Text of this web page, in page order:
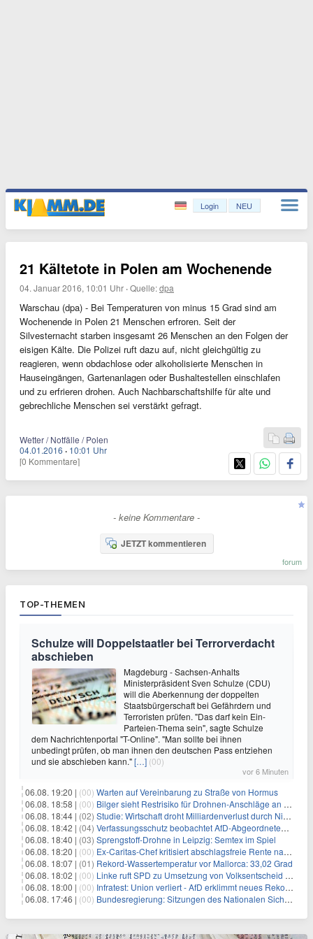
Login NEU
21 Kältetote in Polen am Wochenende
04. Januar 2016, 10:01 Uhr ·Quelle:dpa
Warschau (dpa) - Bei Temperaturen von minus 15 Grad sind am
Wochenende in Polen 21 Menschen erfroren. Seit der
Silvesternacht starben insgesamt 26 Menschen an den Folgen der
eisigen Kälte. Die Polizei ruft dazu auf, nicht gleichgültig zu
reagieren, wenn obdachlose oder alkoholisierte Menschen in
Hauseingängen, Gartenanlagen oder Bushaltestellen einschlafen
und zu erfrieren drohen. Auch Nachbarschaftshilfe für alte und
gebrechliche Menschen sei verstärkt gefragt.
Wetter / Notfälle / Polen
04.01.2016 · 10:01 Uhr
[0 Kommentare]
- keine Kommentare -
JETZT kommentieren
forum
TOP-THEMEN
Schulze will Doppelstaatler bei Terrorverdacht
abschieben
Magdeburg - Sachsen-Anhalts
Ministerpräsident Sven Schulze (CDU)
will die Aberkennung der doppelten
Staatsbürgerschaft bei Gefährdern und
Terroristen prüfen. "Das darf kein Ein-
Parteien-Thema sein", sagte Schulze
dem Nachrichtenportal "T-Online". "Man sollte bei ihnen
unbedingt prüfen, ob man ihnen den deutschen Pass entziehen
und sie abschieben kann."[…] (00)
vor 6 Minuten
06.08. 19:20 | (00) Warten auf Vereinbarung zu Straße von Hormus
06.08. 18:58 | (00) Bilger sieht Restrisiko für Drohnen-Anschläge an Flughäfen
06.08. 18:44 | (02) Studie: Wirtschaft droht Milliardenverlust durch Niedrigwasser
06.08. 18:42 | (04) Verfassungsschutz beobachtet AfD-Abgeordneten Nolte
06.08. 18:40 | (03) Sprengstoff-Drohne in Leipzig: Semtex im Spiel
06.08. 18:20 | (00) Ex-Caritas-Chef kritisiert abschlagsfreie Rente nach 45 Jahren
06.08. 18:07 | (01) Rekord-Wassertemperatur vor Mallorca: 33,02 Grad
06.08. 18:02 | (00) Linke ruft SPD zu Umsetzung von Volksentscheid auf
06.08. 18:00 | (00) Infratest: Union verliert - AfD erklimmt neues Rekordhoch
06.08. 17:46 | (00) Bundesregierung: Sitzungen des Nationalen Sicherheitsrates geheim